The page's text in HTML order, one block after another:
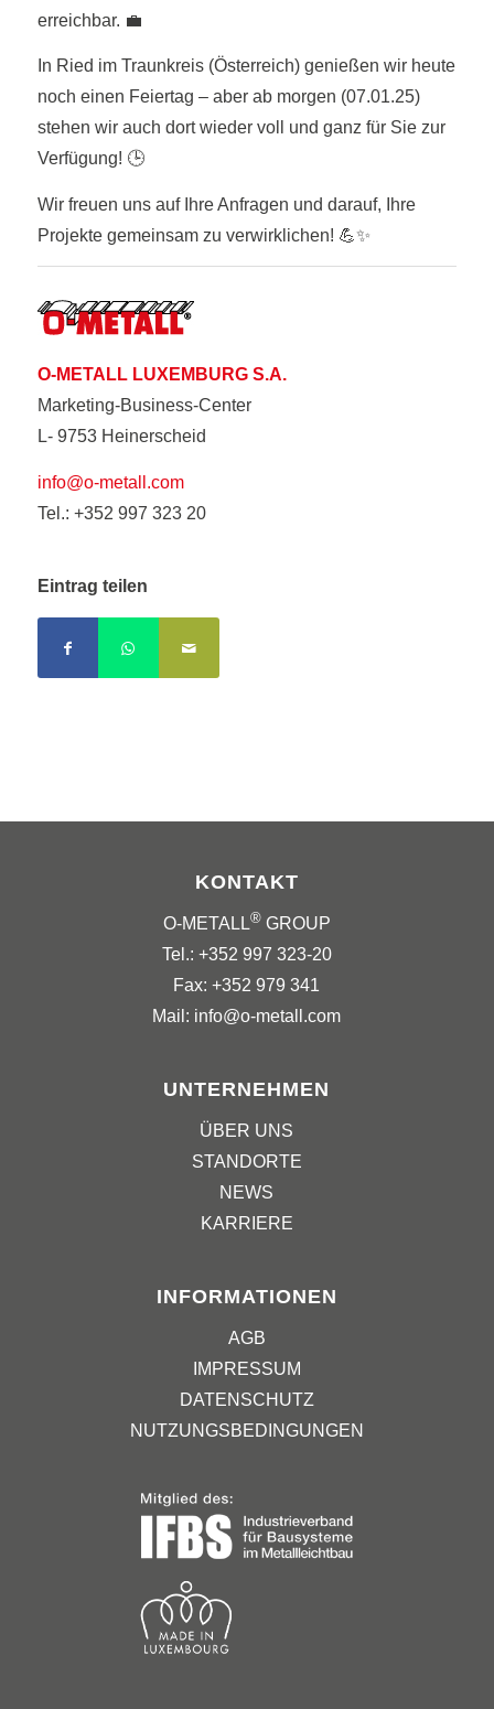
erreichbar. 💼
In Ried im Traunkreis (Österreich) genießen wir heute
noch einen Feiertag – aber ab morgen (07.01.25)
stehen wir auch dort wieder voll und ganz für Sie zur
Verfügung! 🕒
Wir freuen uns auf Ihre Anfragen und darauf, Ihre
Projekte gemeinsam zu verwirklichen! 💪✨
O-METALL LUXEMBURG S.A.
Marketing-Business-Center
L- 9753 Heinerscheid
info@o-metall.com
Tel.: +352 997 323 20
Eintrag teilen
KONTAKT
O-METALL®GROUP
Tel.: +352 997 323-20
Fax: +352 979 341
Mail: info@o-metall.com
UNTERNEHMEN
ÜBER UNS
STANDORTE
NEWS
KARRIERE
INFORMATIONEN
AGB
IMPRESSUM
DATENSCHUTZ
NUTZUNGSBEDINGUNGEN